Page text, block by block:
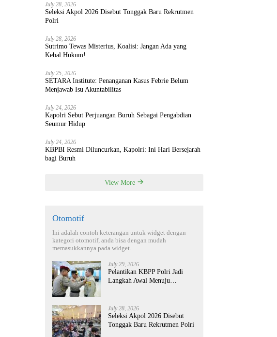
July 28, 2026
Seleksi Akpol 2026 Disebut Tonggak Baru Rekrutmen
Polri
July 28, 2026
Sutrimo Tewas Misterius, Koalisi: Jangan Ada yang
Kebal Hukum!
July 25, 2026
SETARA Institute: Penanganan Kasus Febrie Belum
Menjawab Isu Akuntabilitas
July 24, 2026
Kapolri Sebut Perjuangan Buruh Sebagai Pengabdian
Seumur Hidup
July 24, 2026
KBPBI Resmi Diluncurkan, Kapolri: Ini Hari Bersejarah
bagi Buruh
View More
Otomotif
Ini adalah contoh keterangan untuk widget dengan
kategori otomotif, anda bisa dengan mudah
memasukkannya pada widget.
July 29, 2026
Pelantikan KBPP Polri Jadi
Langkah Awal Menuju
July 28, 2026
Seleksi Akpol 2026 Disebut
Tonggak Baru Rekrutmen Polri